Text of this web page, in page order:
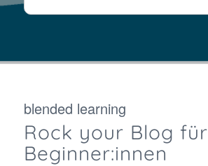
blended learning
Rock your Blog für
Beginner:innen